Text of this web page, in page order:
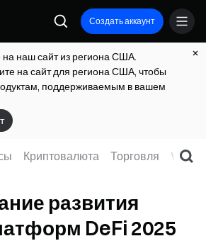
Создать аккаунт
на наш сайт из региона США.
на сайт для региона США, чтобы
поддерживаемым в вашем
Криптовалюта Торговля Web3
развития
DeFi 2025